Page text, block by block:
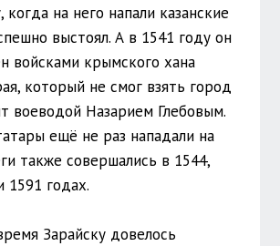
когда на него напали казанские
выстоял. А в 1541 году он
войсками крымского хана
который не смог взять город
воеводой Назарием Глебовым.
ещё не раз нападали на
также совершались в 1544,
1591 годах.
Зарайску довелось